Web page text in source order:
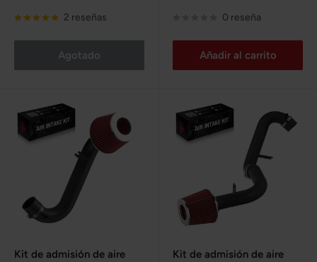
venta
2 reseñas
Agotado
0 reseña
Añadir al carrito
Kit de admisión de aire
Kit de admisión de aire